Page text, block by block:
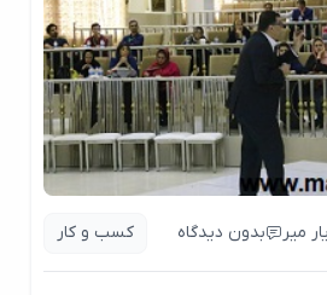
بدون دیدگاه کسب و کار